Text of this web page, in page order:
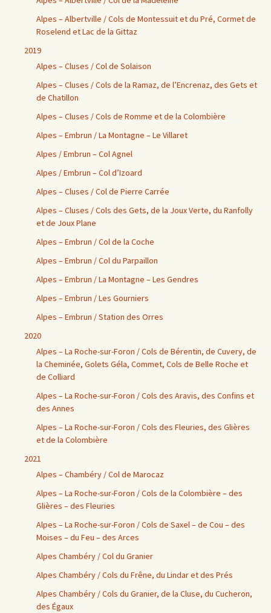
Alpes – Albertville / Cols de Montessuit et du Pré, Cormet de
Roselend et Lac de la Gittaz
2019
Alpes – Cluses / Col de Solaison
Alpes – Cluses / Cols de la Ramaz, de l’Encrenaz, des Gets et
de Chatillon
Alpes – Cluses / Cols de Romme et de la Colombière
Alpes – Embrun / La Montagne – Le Villaret
Alpes / Embrun – Col Agnel
Alpes / Embrun – Col d’Izoard
Alpes – Cluses / Col de Pierre Carrée
Alpes – Cluses / Cols des Gets, de la Joux Verte, du Ranfolly
et de Joux Plane
Alpes – Embrun / Col de la Coche
Alpes – Embrun / Col du Parpaillon
Alpes – Embrun / La Montagne – Les Gendres
Alpes – Embrun / Les Gourniers
Alpes – Embrun / Station des Orres
2020
Alpes – La Roche-sur-Foron / Cols de Bérentin, de Cuvery, de
la Cheminée, Golets Géla, Commet, Cols de Belle Roche et
de Colliard
Alpes – La Roche-sur-Foron / Cols des Aravis, des Confins et
des Annes
Alpes – La Roche-sur-Foron / Cols des Fleuries, des Glières
et de la Colombière
2021
Alpes – Chambéry / Col de Marocaz
Alpes – La Roche-sur-Foron / Cols de la Colombière – des
Glières – des Fleuries
Alpes – La Roche-sur-Foron / Cols de Saxel – de Cou – des
Moises – du Feu – des Arces
Alpes Chambéry / Col du Granier
Alpes Chambéry / Cols du Frêne, du Lindar et des Prés
Alpes Chambéry / Cols du Granier, de la Cluse, du Cucheron,
des Égaux